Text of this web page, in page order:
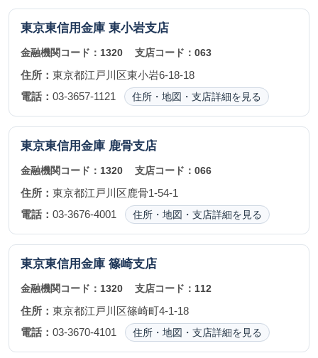
東京東信用金庫 東小岩支店
金融機関コード： 1320 支店コード：063
住所： 東京都江戸川区東小岩6-18-18
電話： 03-3657-1121 住所・地図・支店詳細を見る
東京東信用金庫 鹿骨支店
金融機関コード： 1320 支店コード：066
住所： 東京都江戸川区鹿骨1-54-1
電話： 03-3676-4001 住所・地図・支店詳細を見る
東京東信用金庫 篠崎支店
金融機関コード： 1320 支店コード： 112
住所： 東京都江戸川区篠崎町4-1-18
電話： 03-3670-4101 住所・地図・支店詳細を見る